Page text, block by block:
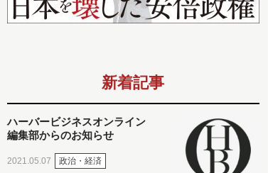
新着記事
ハーバービジネスオンライン
編集部からのお知らせ
2021.05.07 政治・経済